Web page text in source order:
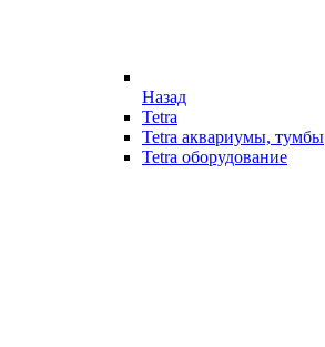
Назад
Tetra
Tetra аквариумы, тумбы
Tetra оборудование